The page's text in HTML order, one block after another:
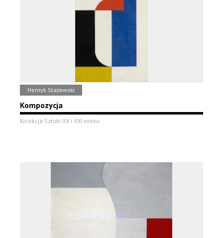
Henryk Stażewski
Kompozycja
Kolekcja Sztuki XX i XXI wieku